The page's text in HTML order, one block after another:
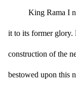
King Rama I
it to its former glory.
construction of the
bestowed upon this